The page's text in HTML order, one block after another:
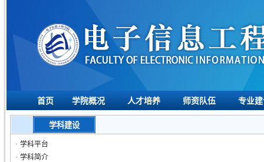
首页 学院概况 人才培养 师资队伍 专业
学科建设
· 学科平台
· 学科简介